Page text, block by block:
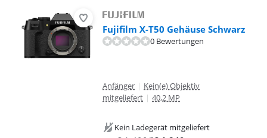
Fujifilm X-T50 Gehäuse Schwarz
0 Bewertungen
Anfänger | Kein(e) Objektiv
mitgeliefert | 40,2 MP
Kein Ladegerät mitgeliefert